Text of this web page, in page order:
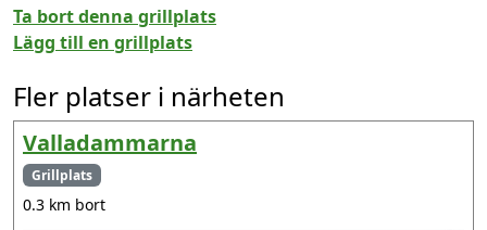
Ta bort denna grillplats
Lägg till en grillplats
Fler platser i närheten
Valladammarna
Grillplats
0.3 km bort